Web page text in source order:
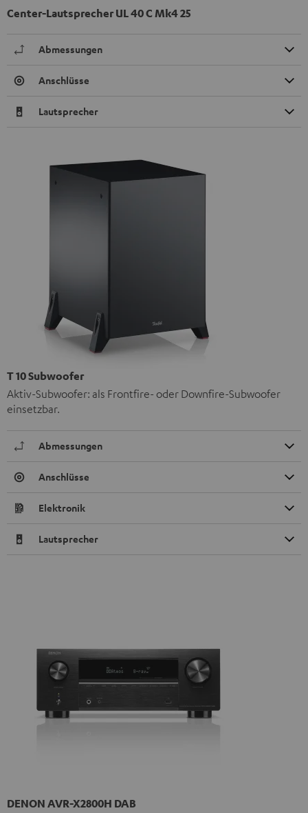
Center-Lautsprecher UL 40 C Mk4 25
Abmessungen
Anschlüsse
Lautsprecher
T 10 Subwoofer
Aktiv-Subwoofer: als Frontfire- oder Downfire-Subwoofer
einsetzbar.
Abmessungen
Anschlüsse
Elektronik
Lautsprecher
DENON AVR-X2800H DAB